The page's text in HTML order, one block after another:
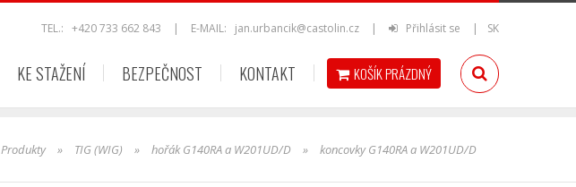
TEL.:+420 733 662 843 | E-MAIL: jan.urbancik@castolin.cz | Přihlásit se | SK
KE STAŽENÍ BEZPEČNOST KONTAKT KOŠÍKPRÁZDNÝ
Produkty » TIG (WIG) » hořák G140RA a W201UD/D » koncovky G140RA a W201UD/D